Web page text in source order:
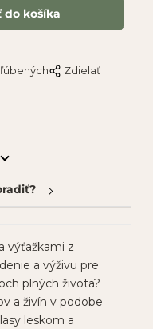
Zdielať
výťažkami z
a výživu pre
plných života?
a živín v podobe
leskom a